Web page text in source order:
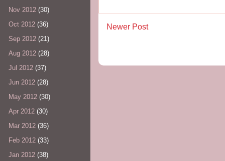
Newer Post
Nov 2012 (30)
Oct 2012 (36)
Sep 2012 (21)
Aug 2012 (28)
Jul 2012 (37)
Jun 2012 (28)
May 2012 (30)
Apr 2012 (30)
Mar 2012 (36)
Feb 2012 (33)
Jan 2012 (38)